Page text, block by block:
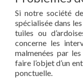
Si notre société
spécialisée dans
tuiles ou
concerne les
malmenées par
faire l’objet d’un
ponctuelle.